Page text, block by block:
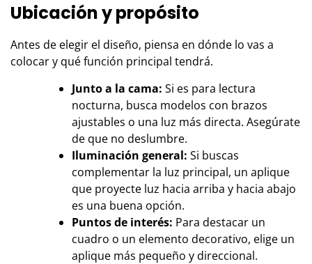
Ubicación y propósito
Antes de elegir el diseño, piensa en dónde lo vas a
colocar y qué función principal tendrá.
Junto a la cama: Si es para lectura
nocturna, busca modelos con brazos
ajustables o una luz más directa. Asegúrate
de que no deslumbre.
Iluminación general: Si buscas
complementar la luz principal, un aplique
que proyecte luz hacia arriba y hacia abajo
es una buena opción.
Puntos de interés: Para destacar un
cuadro o un elemento decorativo, elige un
aplique más pequeño y direccional.